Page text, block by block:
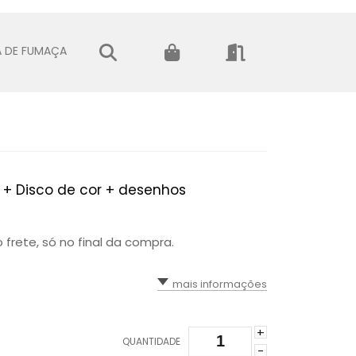
DE FUMAÇA
Disco de cor + desenhos
frete, só no final da compra.
mais informações
QUANTIDADE
+
-